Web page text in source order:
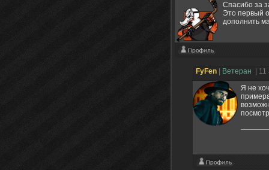
Спасибо за
Это первый
дополнить
FyFen Ветеран
|
Я не